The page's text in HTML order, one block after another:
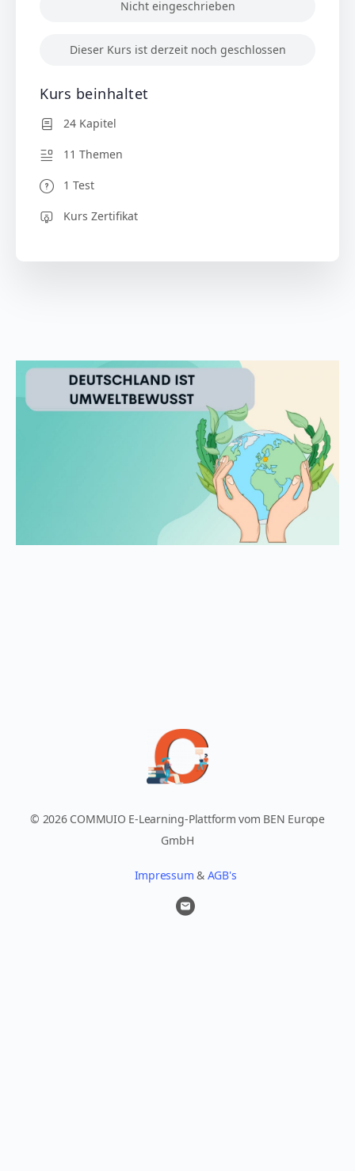
Nicht eingeschrieben
Dieser Kurs ist derzeit noch geschlossen
Kurs beinhaltet
24 Kapitel
11 Themen
1 Test
Kurs Zertifikat
© 2026 COMMUIO E-Learning-Plattform vom BEN Europe
GmbH
Impressum & AGB's